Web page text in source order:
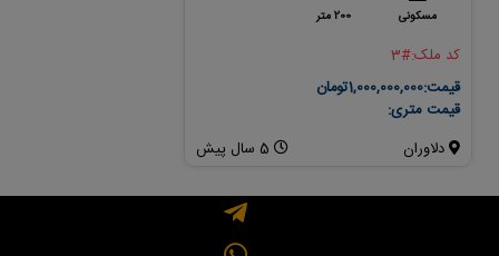
مسکونی 200 متر
کد ملک:#3
قیمت:1,000,000,000تومان
قیمت متری:
5 سال پیش
دلاوران